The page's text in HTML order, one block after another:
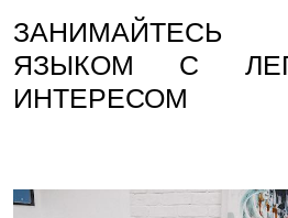
ЗАНИМАЙТЕСЬ
ЯЗЫКОМ С
ИНТЕРЕСОМ